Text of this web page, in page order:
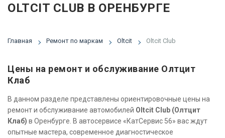
OLTCIT CLUB В ОРЕНБУРГЕ
Главная Ремонт по маркам Oltcit Oltcit Club
Цены на ремонт и обслуживание Олтцит
Клаб
В данном разделе представлены ориентировочные цены на
ремонт и обслуживание автомобилей Oltcit Club (Олтцит
Клаб) в Оренбурге. В автосервисе «КатСервис 56» вас ждут
опытные мастера, современное диагностическое